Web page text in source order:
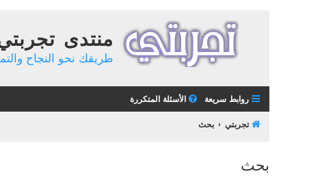
منتدى
طريقك نحو النجاح
روابط سريعة الأسئلة المتكررة
تجربتي بحث
بحث